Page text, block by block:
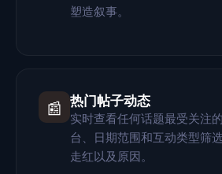
塑造叙事。
📰 热门帖子动态
实时查看任何话题最受关注
台、日期范围和互动类型筛
走红以及原因。